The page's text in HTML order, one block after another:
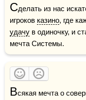
Сделать из нас
игроков казино
удачу в одиночку, и
мечта Системы.
Всякая мечта о